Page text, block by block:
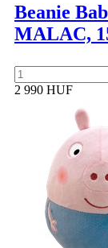
Beanie
MALAC,
2 990 HUF